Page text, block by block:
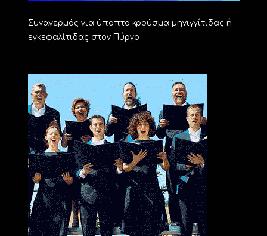
Συναγερμός για ύποπτο κρούσμα μηνιγγίτιδας ή
εγκεφαλίτιδας στον Πύργο